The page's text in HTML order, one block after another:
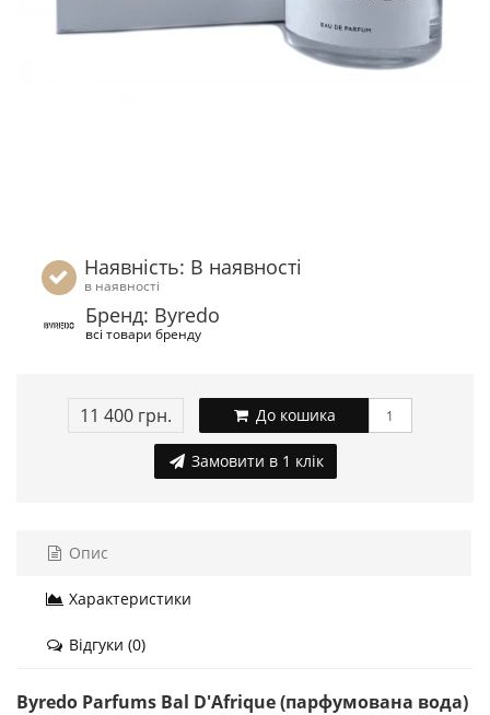
Наявність: В наявності
в наявності
Бренд: Byredo
всі товари бренду
11 400 грн. До кошика
Замовити в 1 клік
Опис
Характеристики
Відгуки (0)
Byredo Parfums Bal D'Afrique (парфумована вода)